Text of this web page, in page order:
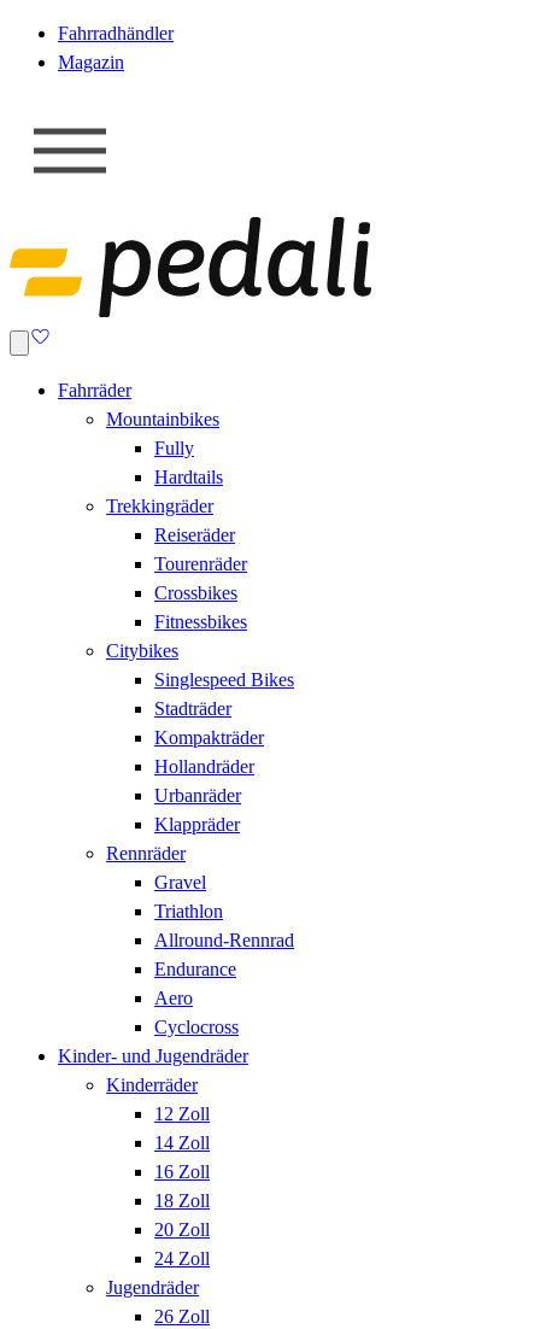
Fahrradhändler
Magazin
Fahrräder
Mountainbikes
Fully
Hardtails
Trekkingräder
Reiseräder
Tourenräder
Crossbikes
Fitnessbikes
Citybikes
Singlespeed Bikes
Stadträder
Kompakträder
Hollandräder
Urbanräder
Klappräder
Rennräder
Gravel
Triathlon
Allround-Rennrad
Endurance
Aero
Cyclocross
Kinder- und Jugendräder
Kinderräder
12 Zoll
14 Zoll
16 Zoll
18 Zoll
20 Zoll
24 Zoll
Jugendräder
26 Zoll